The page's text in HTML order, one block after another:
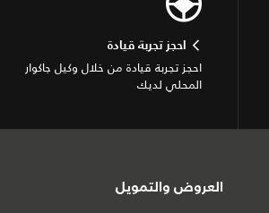
احجز تجربة قيادة
احجز تجربة قيادة من خلال وكيل جاكوار
المحلي لديك
العروض والتمويل